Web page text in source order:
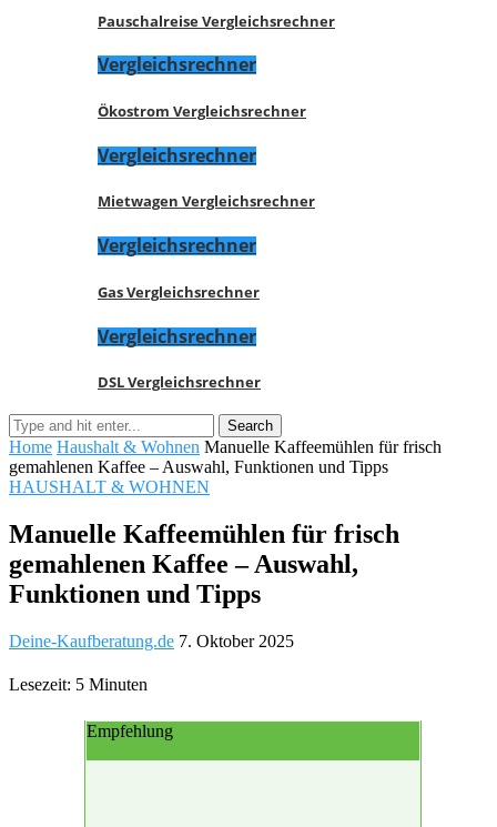
Pauschalreise Vergleichsrechner
Vergleichsrechner
Ökostrom Vergleichsrechner
Vergleichsrechner
Mietwagen Vergleichsrechner
Vergleichsrechner
Gas Vergleichsrechner
Vergleichsrechner
DSL Vergleichsrechner
Home Haushalt & Wohnen Manuelle Kaffeemühlen für frisch
gemahlenen Kaffee – Auswahl, Funktionen und Tipps
HAUSHALT & WOHNEN
Manuelle Kaffeemühlen für frisch
gemahlenen Kaffee – Auswahl,
Funktionen und Tipps
Deine-Kaufberatung.de 7. Oktober 2025
Lesezeit: 5 Minuten
Empfehlung